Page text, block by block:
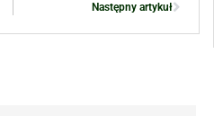
Następny artykuł